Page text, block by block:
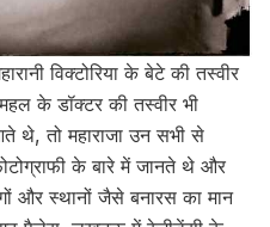
विक्टोरिया के बेटे की तस्वीर
के डॉक्टर की तस्वीर भी
थे, तो महाराजा उन सभी से
के बारे में जानते थे और
और स्थानों जैसे बनारस का मान